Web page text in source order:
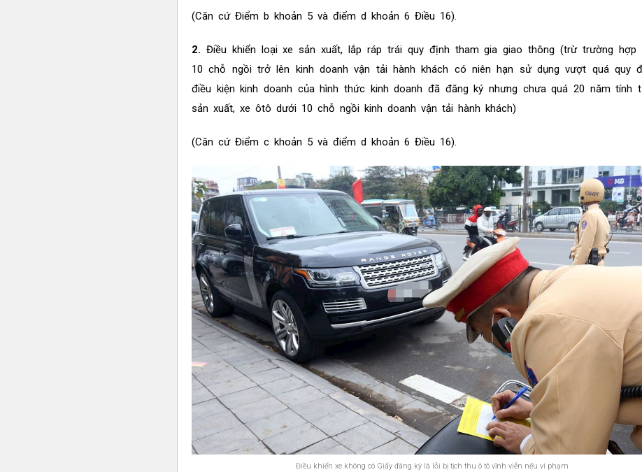
(Căn cứ Điểm b khoản 5 và điểm d khoản 6 Điều 16).
2. Điều khiển loại xe sản xuất, lắp ráp trái quy định tham gia giao thông (trừ trường
10 chỗ ngồi trở lên kinh doanh vận tải hành khách có niên hạn sử dụng vượt quá quy
điều kiện kinh doanh của hình thức kinh doanh đã đăng ký nhưng chưa quá 20 năm tính
sản xuất, xe ôtô dưới 10 chỗ ngồi kinh doanh vận tải hành khách)
(Căn cứ Điểm c khoản 5 và điểm d khoản 6 Điều 16).
Điều khiển xe không có Giấy đăng ký là lỗi bị tịch thu ô tô vĩnh viễn nếu vi phạm